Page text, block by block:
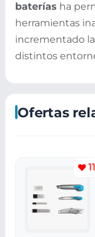
baterías ha
herramientas
incrementado
distintos
Ofertas
11